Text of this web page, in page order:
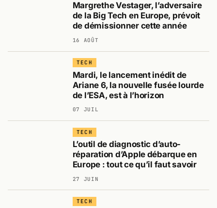
Margrethe Vestager, l’adversaire
de la Big Tech en Europe, prévoit
de démissionner cette année
16 AOÛT
TECH
Mardi, le lancement inédit de
Ariane 6, la nouvelle fusée lourde
de l’ESA, est à l’horizon
07 JUIL
TECH
L’outil de diagnostic d’auto-
réparation d’Apple débarque en
Europe : tout ce qu’il faut savoir
27 JUIN
TECH